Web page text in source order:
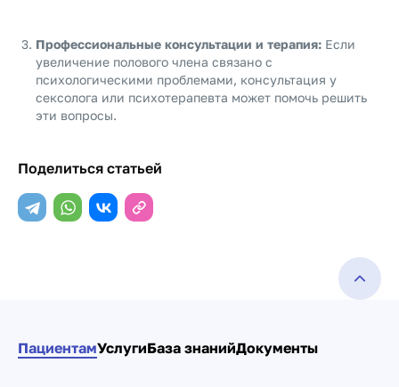
Профессиональные консультации и терапия: Если
увеличение полового члена связано с
психологическими проблемами, консультация у
сексолога или психотерапевта может помочь решить
эти вопросы.
Поделиться статьей
ПациентамУслугиБаза знанийДокументы